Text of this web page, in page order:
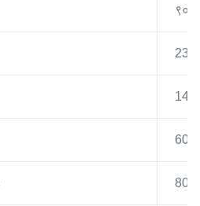
९०%
145
80A